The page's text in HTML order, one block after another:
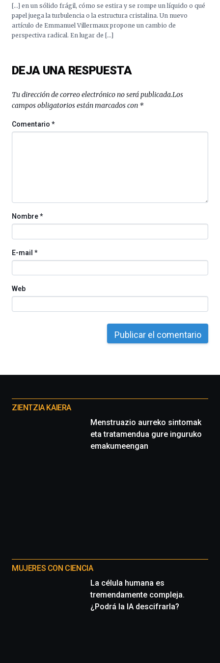
[…] en un sólido frágil, cómo se estira y se rompe un líquido o qué
papel juega la turbulencia o la estructura cristalina. Un nuevo
artículo de Emmanuel Villermaux propone un cambio de
perspectiva radical. En lugar de […]
DEJA UNA RESPUESTA
Tu dirección de correo electrónico no será publicada.Los
campos obligatorios están marcados con *
Comentario*
Nombre*
E-mail *
Web
proyectos
ZIENTZIA KAIERA
Menstruazio aurreko sintomak
eta tratamendua gure inguruko
emakumeengan
MUJERES CON CIENCIA
La célula humana es
tremendamente compleja.
¿Podrá la IA descifrarla?